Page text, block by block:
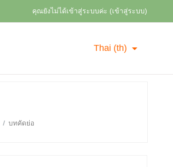
คุณยังไม่ได้เข้าสู่ระบบค่ะ (เข้าสู่ระบบ)
Thai ‎(th)‎
บทคัดย่อ